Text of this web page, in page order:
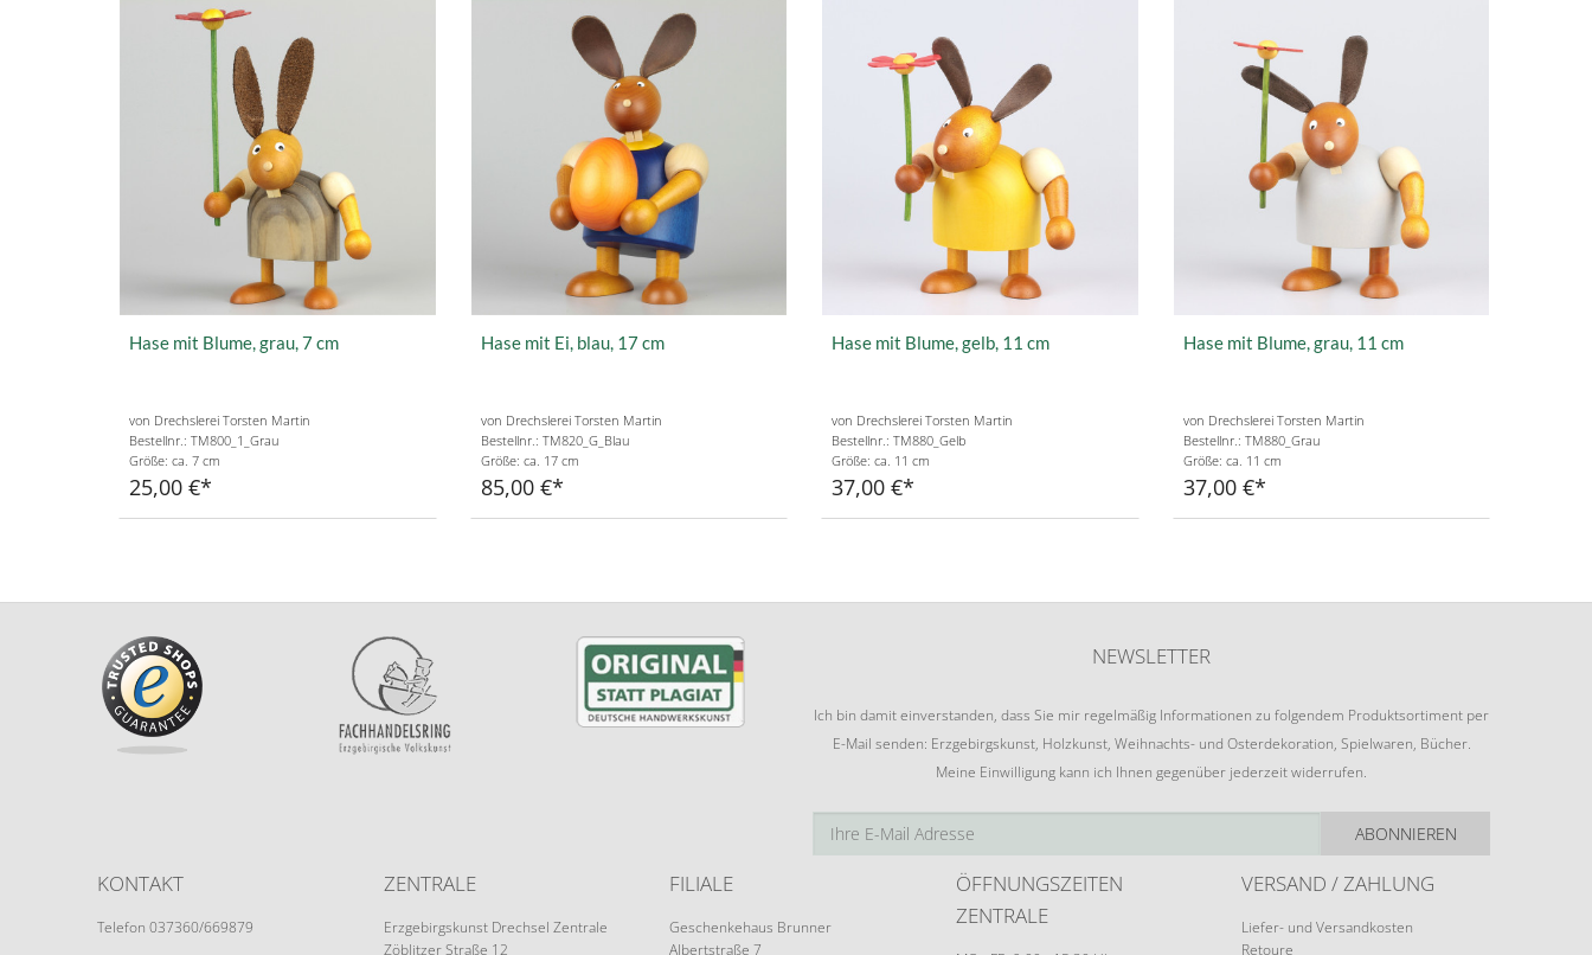
Hase mit Blume, grau, 7 cm
von Drechslerei Torsten Martin
Bestellnr.: TM800_1_Grau
Größe: ca. 7 cm
25,00 €
Hase mit Ei, blau, 17 cm
von Drechslerei Torsten Martin
Bestellnr.: TM820_G_Blau
Größe: ca. 17 cm
85,00 €
Hase mit Blume, gelb, 11 cm
von Drechslerei Torsten Martin
Bestellnr.: TM880_Gelb
Größe: ca. 11 cm
37,00 €
Hase mit Blume, grau, 11 cm
von Drechslerei Torsten Martin
Bestellnr.: TM880_Grau
Größe: ca. 11 cm
37,00 €
NEWSLETTER
Ich bin damit einverstanden, dass Sie mir regelmäßig Informationen zu folgendem Produktsortiment per
E-Mail senden: Erzgebirgskunst, Holzkunst, Weihnachts- und Osterdekoration, Spielwaren, Bücher.
Meine Einwilligung kann ich Ihnen gegenüber jederzeit widerrufen.
ABONNIEREN
KONTAKT
Telefon 037360/669879
ZENTRALE
Erzgebirgskunst Drechsel Zentrale
Zöblitzer Straße 12
FILIALE
Geschenkehaus Brunner
Albertstraße 7
ÖFFNUNGSZEITEN
ZENTRALE
VERSAND / ZAHLUNG
Liefer- und Versandkosten
Retoure